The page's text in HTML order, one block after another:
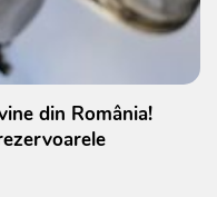
din România!